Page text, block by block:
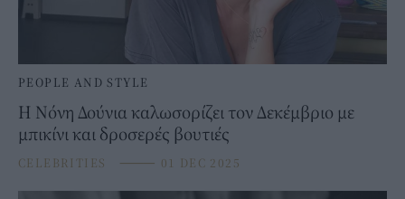
PEOPLE AND STYLE
Η Νόνη Δούνια καλωσορίζει τον Δεκέμβριο με
μπικίνι και δροσερές βουτιές
CELEBRITIES ⸻ 01 DEC 2025